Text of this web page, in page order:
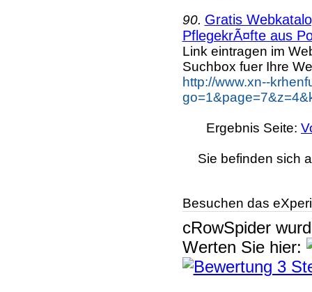
90. Gratis
PflegekrÃ¤fte aus
Link eintragen im
Suchbox fuer Ihre
http://www.xn--
Ergebnis Seite:
Sie befinden sich
Besuchen das
cRowSpider
Werten Sie hier: